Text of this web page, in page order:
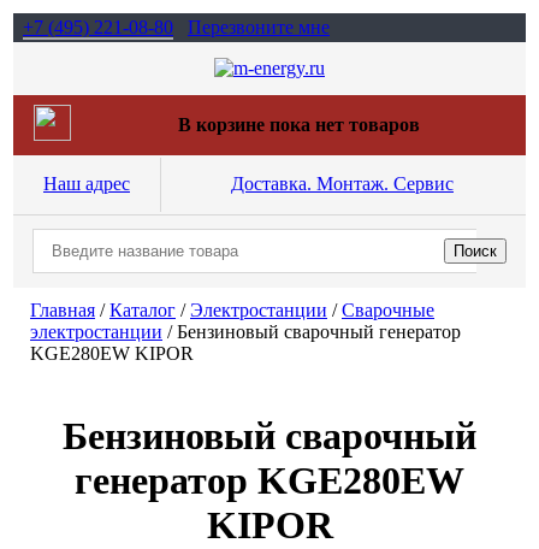
+7 (495) 221-08-80 Перезвоните мне
В корзине пока нет товаров
Наш адрес Доставка. Монтаж. Сервис
Главная /Каталог /Электростанции /Сварочные
электростанции /Бензиновый сварочный генератор
KGE280EW KIPOR
Бензиновый сварочный
генератор KGE280EW
KIPOR